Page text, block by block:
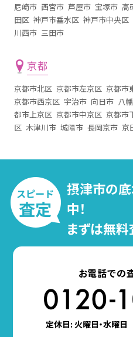
尼崎市 西宮市 芦屋市 宝塚市 高
田区 神戸市垂水区 神戸市中央区
川西市 三田市
京都
京都市北区 京都市左京区 京都市
京都市西京区 宇治市 向日市 八
都市上京区 京都市中京区 京都市
区 木津川市 城陽市 長岡京市 京
摂津市の
中！
まずは無料
お電話での
定休日: 火曜日・水曜日